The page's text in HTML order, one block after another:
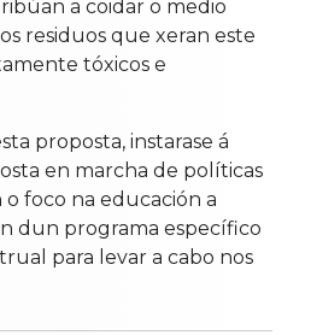
a coidar o medio
residuos que xeran este
tóxicos e
proposta, instarase á
en marcha de políticas
foco na educación a
dun programa específico
para levar a cabo nos